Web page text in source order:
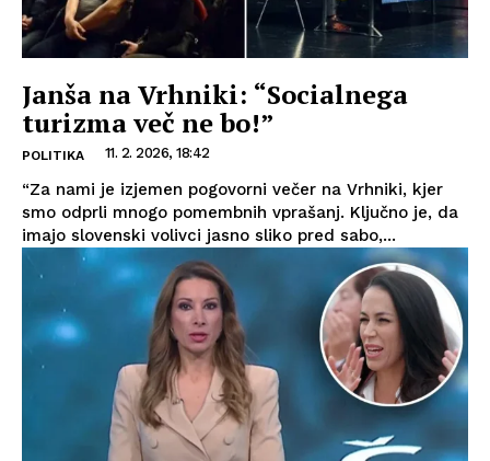
Janša na Vrhniki: “Socialnega
turizma več ne bo!”
POLITIKA 11. 2. 2026, 18:42
“Za nami je izjemen pogovorni večer na Vrhniki, kjer
smo odprli mnogo pomembnih vprašanj. Ključno je, da
imajo slovenski volivci jasno sliko pred sabo,...